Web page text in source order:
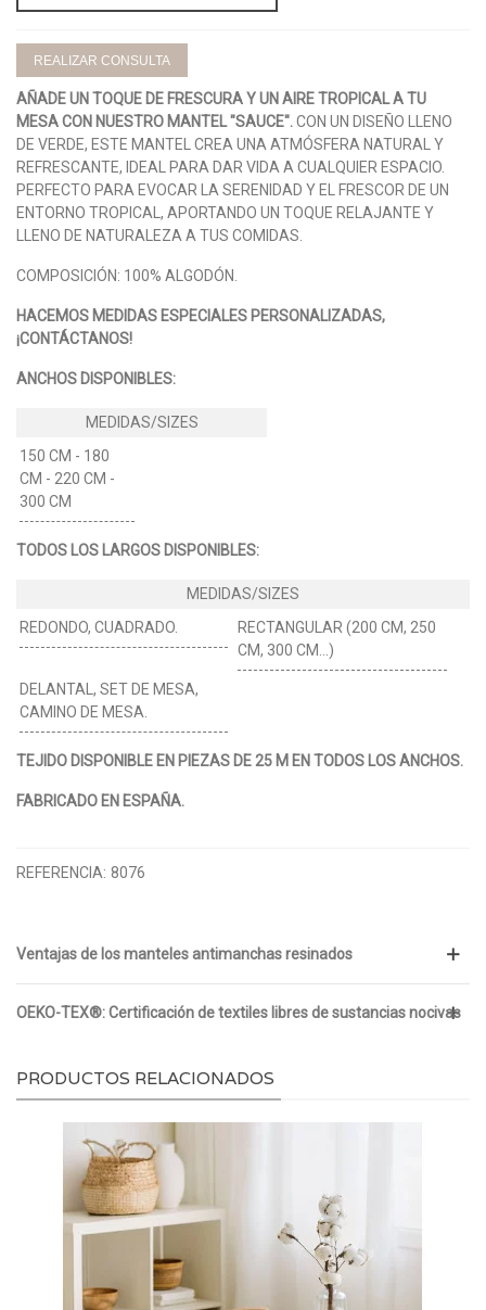
REALIZAR CONSULTA
AÑADE UN TOQUE DE FRESCURA Y UN AIRE TROPICAL A TU
MESA CON NUESTRO MANTEL "SAUCE".CON UN DISEÑO LLENO
DE VERDE, ESTE MANTEL CREA UNA ATMÓSFERA NATURAL Y
REFRESCANTE, IDEAL PARA DAR VIDA A CUALQUIER ESPACIO.
PERFECTO PARA EVOCAR LA SERENIDAD Y EL FRESCOR DE UN
ENTORNO TROPICAL, APORTANDO UN TOQUE RELAJANTE Y
LLENO DE NATURALEZA A TUS COMIDAS.
COMPOSICIÓN: 100% ALGODÓN.
HACEMOS MEDIDAS ESPECIALES PERSONALIZADAS,
¡CONTÁCTANOS!
ANCHOS DISPONIBLES:
150 CM - 180
CM - 220 CM -
300 CM
TODOS LOS LARGOS DISPONIBLES:
REDONDO, CUADRADO.
RECTANGULAR (200 CM, 250
CM, 300 CM…)
DELANTAL, SET DE MESA,
CAMINO DE MESA.
TEJIDO DISPONIBLE EN PIEZAS DE 25 M EN TODOS LOS ANCHOS.
FABRICADO EN ESPAÑA.
REFERENCIA: 8076
Ventajas de los manteles antimanchas resinados
OEKO-TEX®: Certificación de textiles libres de sustancias nocivas
PRODUCTOS RELACIONADOS